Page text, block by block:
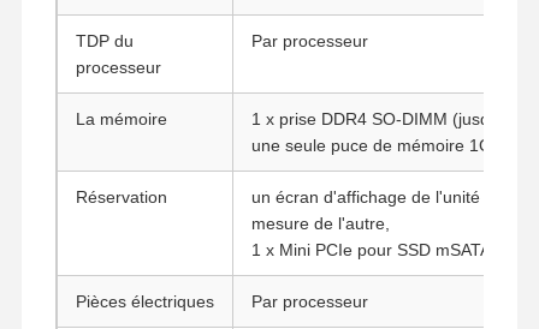
TDP du
processeur
Par processeur
La mémoire
1 x prise DDR4 SO-DIMM (jusqu'à
une seule puce de mémoire 1G
Réservation
un écran d'affichage de l'unité de
mesure de l'autre,
1 x Mini PCIe pour SSD mSATA
Pièces électriques Par processeur